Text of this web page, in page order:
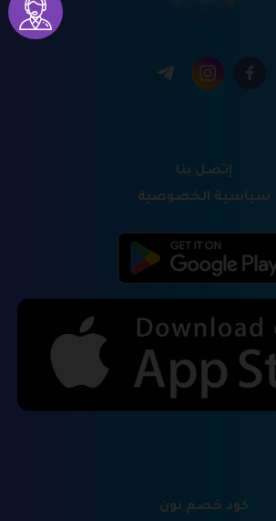
إتصل بنا
سياسية الخصوصية
كود خصم نون